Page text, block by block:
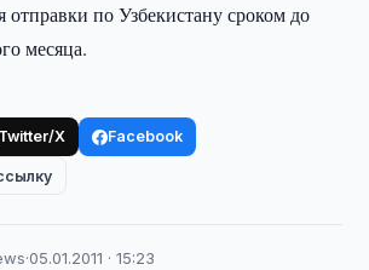
отправки по Узбекистану сроком до
месяца.
Twitter/X Facebook
·05.01.2011 · 15:23